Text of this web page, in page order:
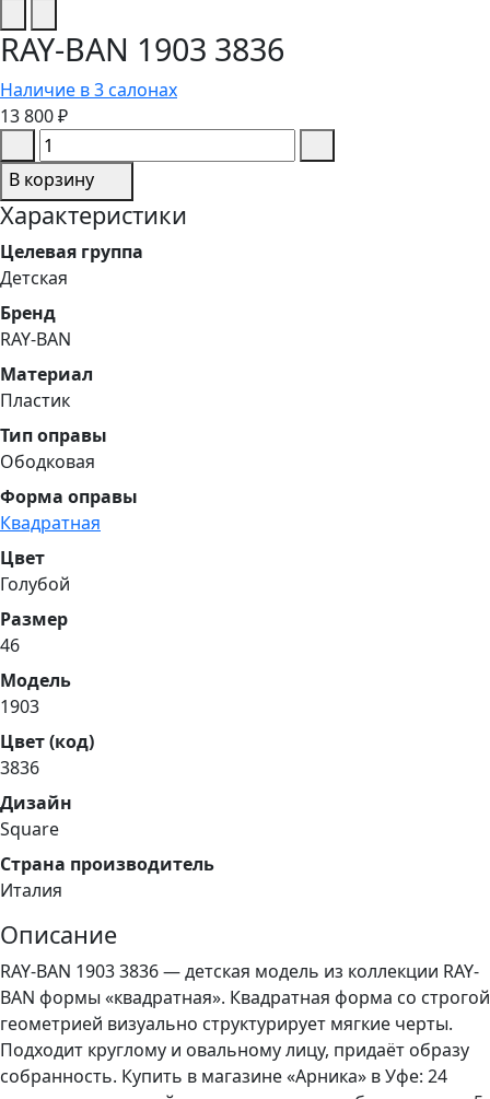
RAY-BAN 1903 3836
Наличие в 3 салонах
13 800 ₽
В корзину
Характеристики
Целевая группа
Детская
Бренд
RAY-BAN
Материал
Пластик
Тип оправы
Ободковая
Форма оправы
Квадратная
Цвет
Голубой
Размер
46
Модель
1903
Цвет (код)
3836
Дизайн
Square
Страна производитель
Италия
Описание
RAY-BAN 1903 3836 — детская модель из коллекции RAY-
BAN формы «квадратная». Квадратная форма со строгой
геометрией визуально структурирует мягкие черты.
Подходит круглому и овальному лицу, придаёт образу
собранность. Купить в магазине «Арника» в Уфе: 24